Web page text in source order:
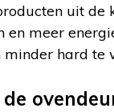
uit de
en meer
minder hard te